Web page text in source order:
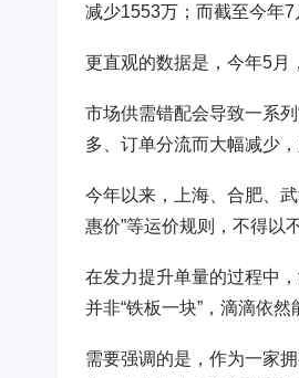
减少1553万；而截至今年
更直观的数据是，今年5月
市场供需错配会导致一系
多、订单分流而大幅减少
今年以来，上海、合肥、
惠价”等运价规则，不得以
在发力提升单量的过程中
并非“铁板一块”，滴滴依然
需要强调的是，作为一家